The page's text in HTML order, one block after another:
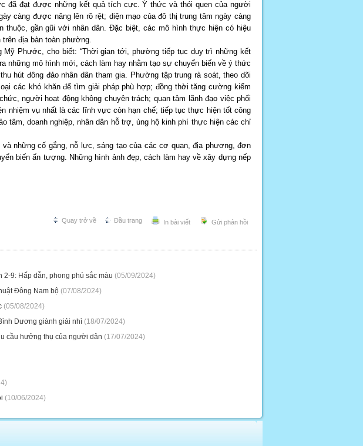
đã đạt được những kết quả tích cực. Ý thức và thói quen của người
càng được nâng lên rõ rệt; diện mạo của đô thị trung tâm ngày càng
thuộc, gần gũi với nhân dân. Đặc biệt, các mô hình thực hiện có hiệu
địa bàn toàn phường.
Mỹ Phước, cho biết: “Thời gian tới, phường tiếp tục duy trì những kết
những mô hình mới, cách làm hay nhằm tạo sự chuyển biến về ý thức
hút đông đảo nhân dân tham gia. Phường tập trung rà soát, theo dõi
các khó khăn để tìm giải pháp phù hợp; đồng thời tăng cường kiểm
người hoạt động không chuyên trách; quan tâm lãnh đạo việc phối
nhiệm vụ nhất là các lĩnh vực còn hạn chế; tiếp tục thực hiện tốt công
tâm, doanh nghiệp, nhân dân hỗ trợ, ủng hộ kinh phí thực hiện các chỉ
những cố gắng, nỗ lực, sáng tạo của các cơ quan, địa phương, đơn
biến ấn tượng. Những hình ảnh đẹp, cách làm hay về xây dựng nếp
Gửi phản hồi
In bài viết
Đầu trang
Quay trở về
2-9: Hấp dẫn, phong phú sắc màu (05/09/2024)
Đông Nam bộ (07/08/2024)
(05/08/2024)
Dương giành giải nhì (18/07/2024)
cầu hưởng thụ của người dân (17/07/2024)
(10/06/2024)